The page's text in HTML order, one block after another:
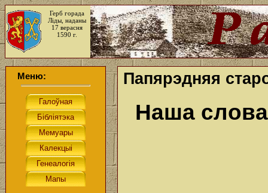
Герб горада
Ліды, наданы
17 верасня
1590 г.
Меню: Папярэдняя
Наша